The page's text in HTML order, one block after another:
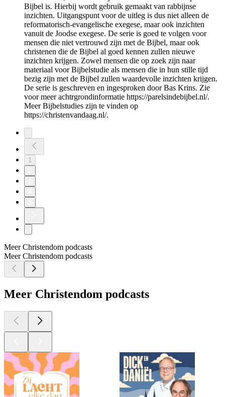
Bijbel is. Hierbij wordt gebruik gemaakt van rabbijnse
inzichten. Uitgangspunt voor de uitleg is dus niet alleen de
reformatorisch-evangelische exegese, maar ook inzichten
vanuit de Joodse exegese. De serie is goed te volgen voor
mensen die niet vertrouwd zijn met de Bijbel, maar ook
christenen die de Bijbel al goed kennen zullen nieuwe
inzichten krijgen. Zowel mensen die op zoek zijn naar
materiaal voor Bijbelstudie als mensen die in hun stille tijd
bezig zijn met de Bijbel zullen waardevolle inzichten krijgen.
De serie is geschreven en ingesproken door Bas Krins. Zie
voor meer achtrgrondinformatie https://parelsindebijbel.nl/.
Meer Bijbelstudies zijn te vinden op
https://christenvandaag.nl/.
1
Meer Christendom podcasts
Meer Christendom podcasts
Meer Christendom podcasts